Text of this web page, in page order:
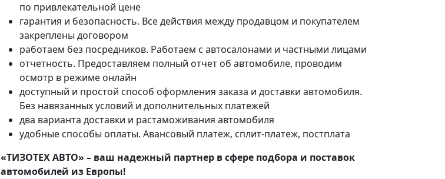
по привлекательной цене
гарантия и безопасность. Все действия между продавцом и покупателем
закреплены договором
работаем без посредников. Работаем с автосалонами и частными лицами
отчетность. Предоставляем полный отчет об автомобиле, проводим
осмотр в режиме онлайн
доступный и простой способ оформления заказа и доставки автомобиля.
Без навязанных условий и дополнительных платежей
два варианта доставки и растаможивания автомобиля
удобные способы оплаты. Авансовый платеж, сплит-платеж, постплата
«ТИЗОТЕХ АВТО» – ваш надежный партнер в сфере подбора и поставок
автомобилей из Европы!